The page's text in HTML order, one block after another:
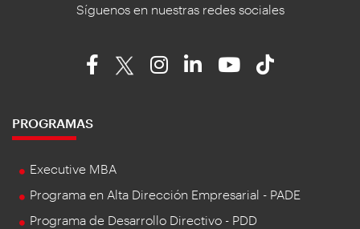
Síguenos en nuestras redes sociales
PROGRAMAS
Executive MBA
Programa en Alta Dirección Empresarial - PADE
Programa de Desarrollo Directivo - PDD